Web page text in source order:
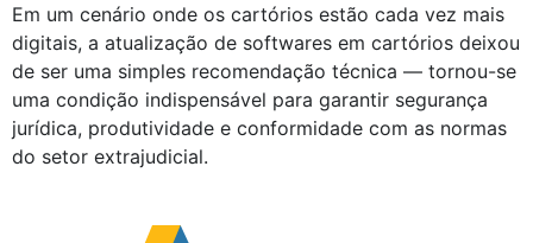
Em um cenário onde os cartórios estão cada vez mais
digitais, a atualização de softwares em cartórios deixou
de ser uma simples recomendação técnica — tornou-se
uma condição indispensável para garantir segurança
jurídica, produtividade e conformidade com as normas
do setor extrajudicial.